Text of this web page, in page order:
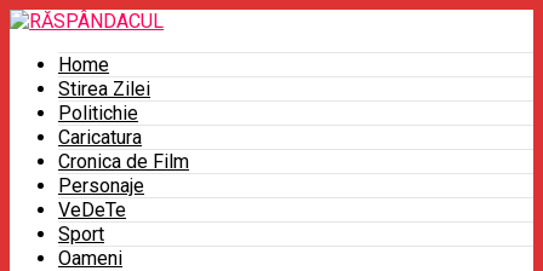
Home
Stirea Zilei
Politichie
Caricatura
Cronica de Film
Personaje
VeDeTe
Sport
Oameni